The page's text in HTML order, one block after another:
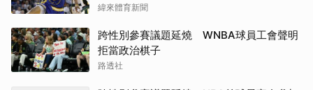
緯來體育新聞
跨性別參賽議題延燒 WNBA球員工會聲明
拒當政治棋子
路透社